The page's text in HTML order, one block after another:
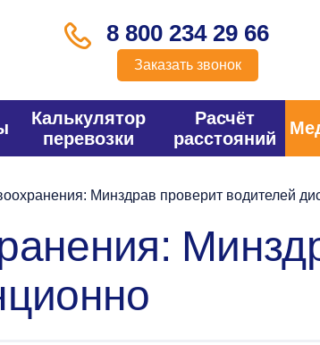
8 800 234 29 66
Заказать звонок
Калькулятор
перевозки
Расчёт
расстояний
Минздрав проверит водителей